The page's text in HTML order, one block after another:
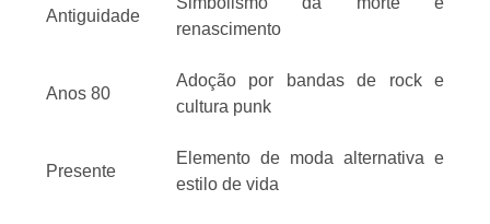
Antiguidade
renascimento
Anos 80
Adoção por bandas de rock e
cultura punk
Presente
Elemento de moda alternativa e
estilo de vida